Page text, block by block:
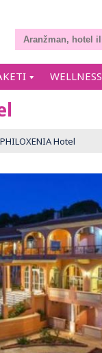
WELLNESS
PHILOXENIA Hotel